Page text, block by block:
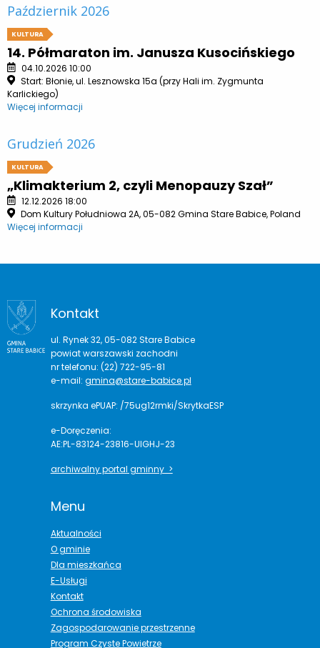
Październik 2026
KULTURA
14. Półmaraton im. Janusza Kusocińskiego
04.10.2026 10:00
Start: Błonie, ul. Lesznowska 15a (przy Hali im. Zygmunta
Karlickiego)
Więcej informacji
Grudzień 2026
KULTURA
„Klimakterium 2, czyli Menopauzy Szał”
12.12.2026 18:00
Dom Kultury Południowa 2A, 05-082 Gmina Stare Babice, Poland
Więcej informacji
Kontakt
ul. Rynek 32, 05-082 Stare Babice
powiat warszawski zachodni
nr telefonu: (22) 722-95-81
e-mail: gmina@stare-babice.pl
skrzynka ePUAP: /75ug12rmki/SkrytkaESP
e-Doręczenia:
AE:PL-83124-23816-UIGHJ-23
archiwalny portal gminny >
Menu
Aktualności
O gminie
Dla mieszkańca
E-Usługi
Kontakt
Ochrona środowiska
Zagospodarowanie przestrzenne
Program Czyste Powietrze